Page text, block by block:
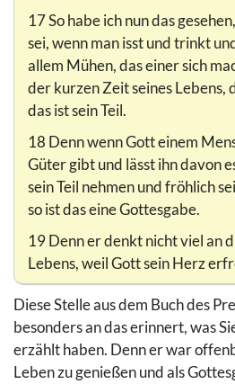
17 So habe ich nun das
sei, wenn man isst und trinkt
allem Mühen, das einer sich
der kurzen Zeit seines Lebens,
das ist sein Teil.
18 Denn wenn Gott einem
Güter gibt und lässt ihn davon
sein Teil nehmen und fröhlich
so ist das eine Gottesgabe.
19 Denn er denkt nicht viel an
Lebens, weil Gott sein Herz
Diese Stelle aus dem Buch des
besonders an das erinnert, was
erzählt haben. Denn er war
Leben zu genießen und als